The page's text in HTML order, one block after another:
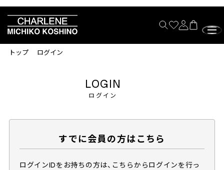
トップ ログイン
ログイン
LOGIN
すでに会員の方はこちら
ログインIDをお持ちの方は、こちらからログインを行っ